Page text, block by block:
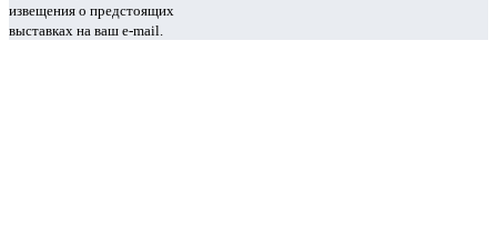
извещения о предстоящих
выставках на ваш e-mail.